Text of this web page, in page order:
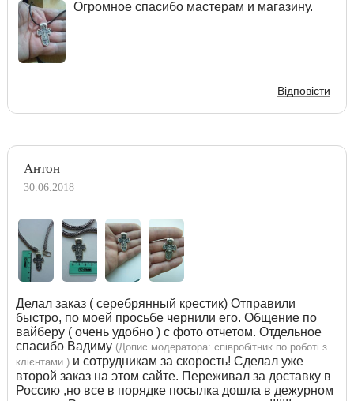
Огромное спасибо мастерам и магазину.
Відповісти
Антон
30.06.2018
Делал заказ ( серебрянный крестик) Отправили
быстро, по моей просьбе чернили его. Общение по
вайберу ( очень удобно ) с фото отчетом. Отдельное
спасибо Вадиму (Допис модератора: співробітник по роботі з
клієнтами.) и сотрудникам за скорость! Сделал уже
второй заказ на этом сайте. Переживал за доставку в
Россию ,но все в порядке посылка дошла в дежурном